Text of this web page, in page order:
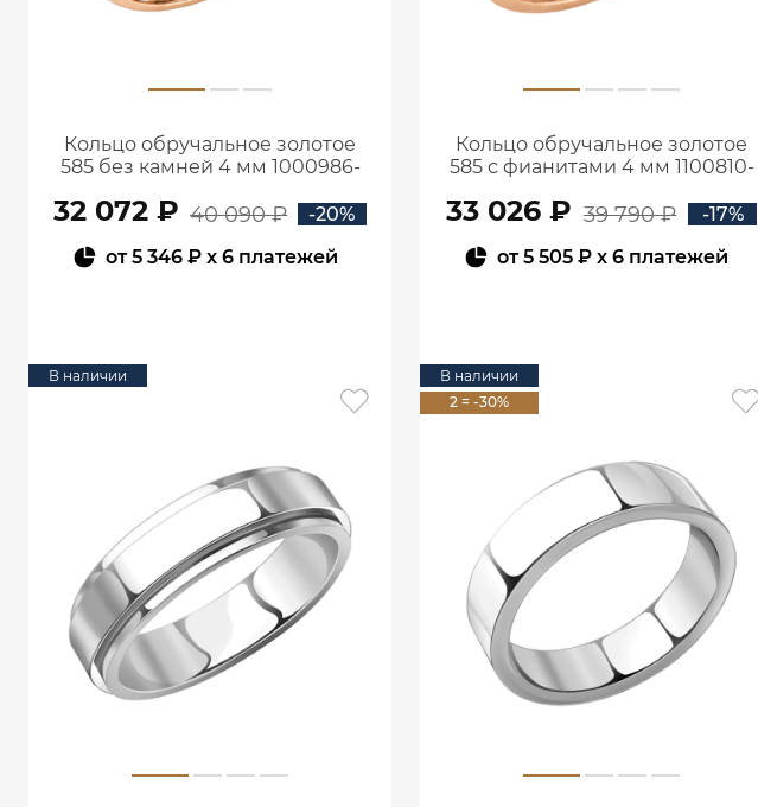
Кольцо обручальное золотое
585 без камней 4 мм 1000986-
32 072 ₽ 40 090 ₽
-20%
от5 346 ₽x 6 платежей
Кольцо обручальное золотое
585 с фианитами 4 мм 1100810-
33 026 ₽ 39 790 ₽
-17%
от5 505 ₽ x 6 платежей
В наличии
В наличии
2 = -30%